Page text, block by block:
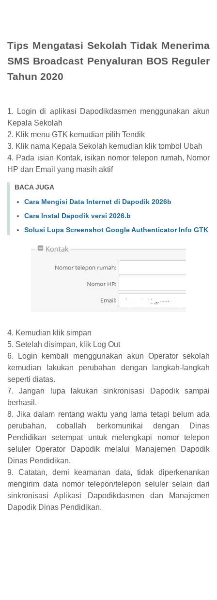
Tips Mengatasi Sekolah Tidak Menerima
SMS Broadcast Penyaluran BOS Reguler
Tahun 2020
1. Login di aplikasi Dapodikdasmen menggunakan akun
Kepala Sekolah
2. Klik menu GTK kemudian pilih Tendik
3. Klik nama Kepala Sekolah kemudian klik tombol Ubah
4. Pada isian Kontak, isikan nomor telepon rumah, Nomor
HP dan Email yang masih aktif
BACA JUGA
Cara Mengisi Data Internet di Dapodik 2026b
Cara Instal Dapodik versi 2026.b
Solusi Lupa Screenshot Google Authenticator Info GTK
4. Kemudian klik simpan
5. Setelah disimpan, klik Log Out
6. Login kembali menggunakan akun Operator sekolah
kemudian lakukan perubahan dengan langkah-langkah
seperti diatas.
7. Jangan lupa lakukan sinkronisasi Dapodik sampai
berhasil.
8. Jika dalam rentang waktu yang lama tetapi belum ada
perubahan, coballah berkomunikai dengan Dinas
Pendidikan setempat untuk melengkapi nomor telepon
seluler Operator Dapodik melalui Manajemen Dapodik
Dinas Pendidikan.
9. Catatan, demi keamanan data, tidak diperkenankan
mengirim data nomor telepon/telepon seluler selain dari
sinkronisasi Aplikasi Dapodikdasmen dan Manajemen
Dapodik Dinas Pendidikan.